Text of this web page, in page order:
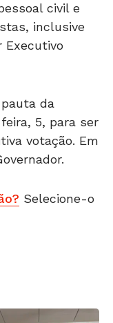
civil e
inclusive
Executivo
da
5, para ser
votação. Em
Selecione-o